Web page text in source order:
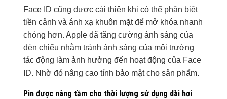
Face ID cũng được cải thiện khi có thể phân biệt
tiền cảnh và ánh xạ khuôn mặt để mở khóa nhanh
chóng hơn. Apple đã tăng cường ánh sáng của
đèn chiếu nhằm tránh ánh sáng của môi trường
tác động làm ảnh hưởng đến hoạt động của Face
ID. Nhờ đó nâng cao tính bảo mật cho sản phẩm.
Pin được nâng tầm cho thời lượng sử dụng dài hơi